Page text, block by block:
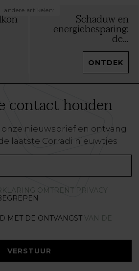
andere artikelen:
Schaduw en
energiebesparing:
de...
ONTDEK
contact houden
onze nieuwsbrief en ontvang
laatste Corradi nieuwtjes
OMTRENT PRIVACY
MET DE ONTVANGST VAN DE
VERSTUUR